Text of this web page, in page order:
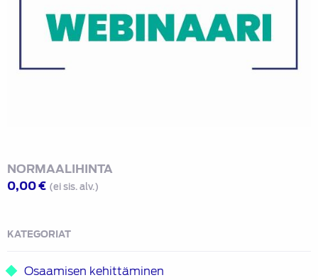
NORMAALIHINTA
0,00€ (ei sis. alv.)
KATEGORIAT
Osaamisen kehittäminen